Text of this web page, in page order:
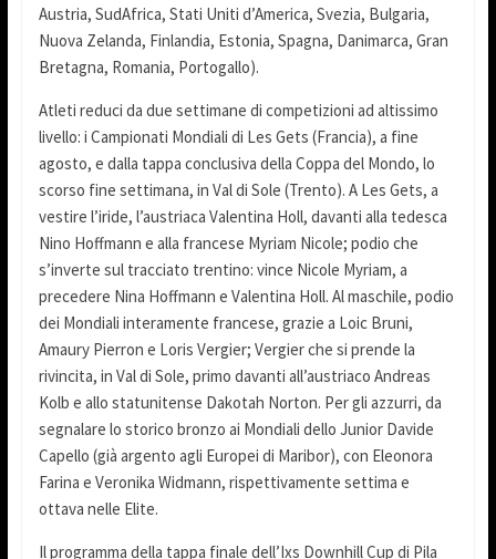
Austria, SudAfrica, Stati Uniti d’America, Svezia, Bulgaria,
Nuova Zelanda, Finlandia, Estonia, Spagna, Danimarca, Gran
Bretagna, Romania, Portogallo).
Atleti reduci da due settimane di competizioni ad altissimo
livello: i Campionati Mondiali di Les Gets (Francia), a fine
agosto, e dalla tappa conclusiva della Coppa del Mondo, lo
scorso fine settimana, in Val di Sole (Trento). A Les Gets, a
vestire l’iride, l’austriaca Valentina Holl, davanti alla tedesca
Nino Hoffmann e alla francese Myriam Nicole; podio che
s’inverte sul tracciato trentino: vince Nicole Myriam, a
precedere Nina Hoffmann e Valentina Holl. Al maschile, podio
dei Mondiali interamente francese, grazie a Loic Bruni,
Amaury Pierron e Loris Vergier; Vergier che si prende la
rivincita, in Val di Sole, primo davanti all’austriaco Andreas
Kolb e allo statunitense Dakotah Norton. Per gli azzurri, da
segnalare lo storico bronzo ai Mondiali dello Junior Davide
Capello (già argento agli Europei di Maribor), con Eleonora
Farina e Veronika Widmann, rispettivamente settima e
ottava nelle Elite.
Il programma della tappa finale dell’Ixs Downhill Cup di Pila